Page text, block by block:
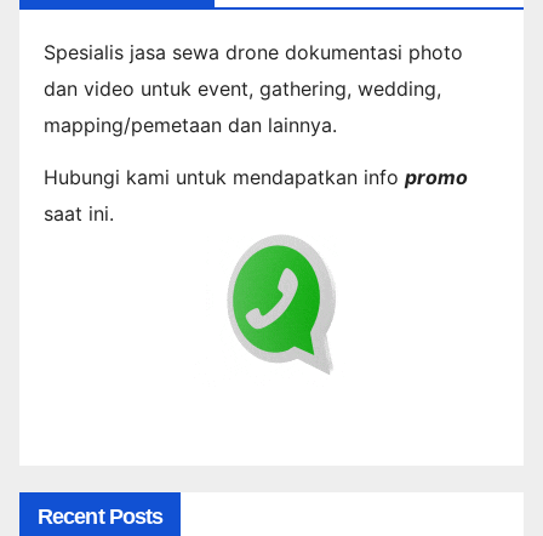
Spesialis jasa sewa drone dokumentasi photo
dan video untuk event, gathering, wedding,
mapping/pemetaan dan lainnya.
Hubungi kami untuk mendapatkan info promo
saat ini.
Recent Posts